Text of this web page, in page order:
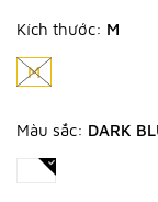
Kích thước: M
M
Màu sắc: DARK